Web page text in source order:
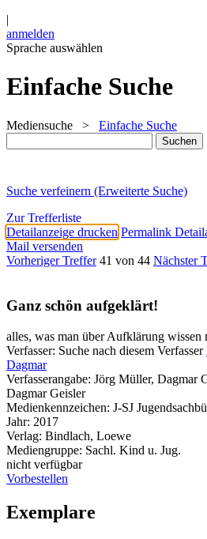
|
anmelden
Sprache auswählen
Einfache Suche
Mediensuche > Einfache Suche
Suche verfeinern (Erweiterte Suche)
Zur Trefferliste
Detailanzeige drucken Permalink
Mail versenden
Vorheriger Treffer 41 von 44 Nächster
Ganz schön aufgeklärt!
alles, was man über Aufklärung wissen
Verfasser: Suche nach diesem Verfasser
Dagmar
Verfasserangabe: Jörg Müller, Dagmar
Dagmar Geisler
Medienkennzeichen: J-SJ
Jahr: 2017
Verlag: Bindlach, Loewe
Mediengruppe: Sachl. Kind u. Jug.
nicht verfügbar
Vorbestellen
Exemplare